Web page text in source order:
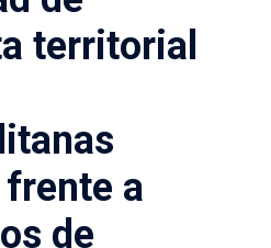
territorial
a
de